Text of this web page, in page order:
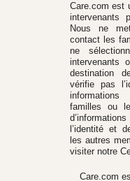
Care.com est
intervenants
Nous ne
contact les
ne
intervenants
destination
vérifie pas
familles ou
l’identité et
les autres
visiter notre
Care.com